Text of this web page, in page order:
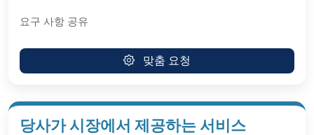
요구 사항 공유
맞춤 요청
당사가 시장에서 제공하는 서비스